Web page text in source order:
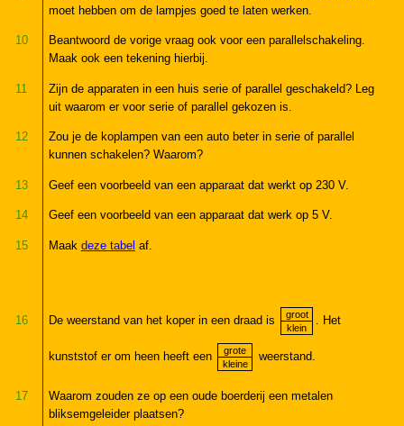
moet hebben om de lampjes goed te laten werken.
10
Beantwoord de vorige vraag ook voor een parallelschakeling.
Maak ook een tekening hierbij.
11
Zijn de apparaten in een huis serie of parallel geschakeld? Leg
uit waarom er voor serie of parallel gekozen is.
12
Zou je de koplampen van een auto beter in serie of parallel
kunnen schakelen? Waarom?
13 Geef een voorbeeld van een apparaat dat werkt op 230 V.
14 Geef een voorbeeld van een apparaat dat werk op 5 V.
15 Maak deze tabel af.
16 De weerstand van het koper in een draad is
groot
klein
. Het
kunststof er om heen heeft een
grote
kleine
weerstand.
17
Waarom zouden ze op een oude boerderij een metalen
bliksemgeleider plaatsen?